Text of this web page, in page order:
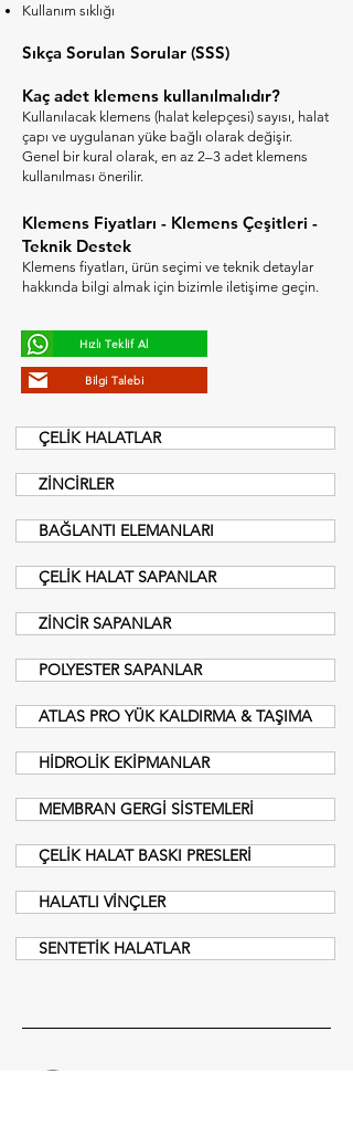
Kullanım sıklığı
Sıkça Sorulan Sorular (SSS)
Kaç adet klemens kullanılmalıdır?
Kullanılacak klemens (halat kelepçesi) sayısı, halat
çapı ve uygulanan yüke bağlı olarak değişir.
Genel bir kural olarak, en az 2–3 adet klemens
kullanılması önerilir.
Klemens Fiyatları - Klemens Çeşitleri -
Teknik Destek
Klemens fiyatları, ürün seçimi ve teknik detaylar
hakkında bilgi almak için bizimle iletişime geçin.
Hızlı Teklif Al
Bilgi Talebi
ÇELİK HALATLAR
ZİNCİRLER
BAĞLANTI ELEMANLARI
ÇELİK HALAT SAPANLAR
ZİNCİR SAPANLAR
POLYESTER SAPANLAR
ATLAS PRO YÜK KALDIRMA & TAŞIMA
HİDROLİK EKİPMANLAR
MEMBRAN GERGİ SİSTEMLERİ
ÇELİK HALAT BASKI PRESLERİ
HALATLI VİNÇLER
SENTETİK HALATLAR